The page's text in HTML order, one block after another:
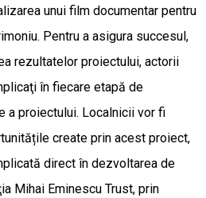
unui film documentar pentru
Pentru a asigura succesul,
rezultatelor proiectului, actorii
în fiecare etapă de
a proiectului. Localnicii vor fi
create prin acest proiect,
direct în dezvoltarea de
Mihai Eminescu Trust, prin